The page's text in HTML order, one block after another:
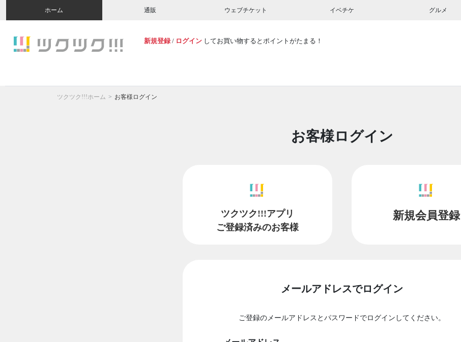
ホーム 通販 ウェブチケット イベチケ グルメ
新規登録 / ログイン してお買い物するとポイントがたまる！
ツクツク!!!ホーム お客様ログイン
お客様ログイン
ツクツク!!!アプリ
ご登録済みのお客様
新規会員登録
メールアドレスでログイン
ご登録のメールアドレスとパスワードでログインしてください。